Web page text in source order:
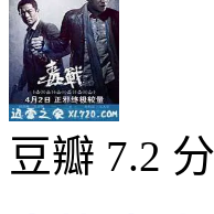
豆瓣 7.2 分